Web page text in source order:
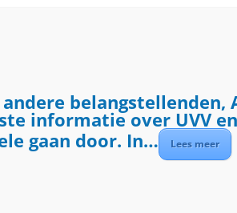
andere
informatie over UVV
gaan door. In…
Lees meer